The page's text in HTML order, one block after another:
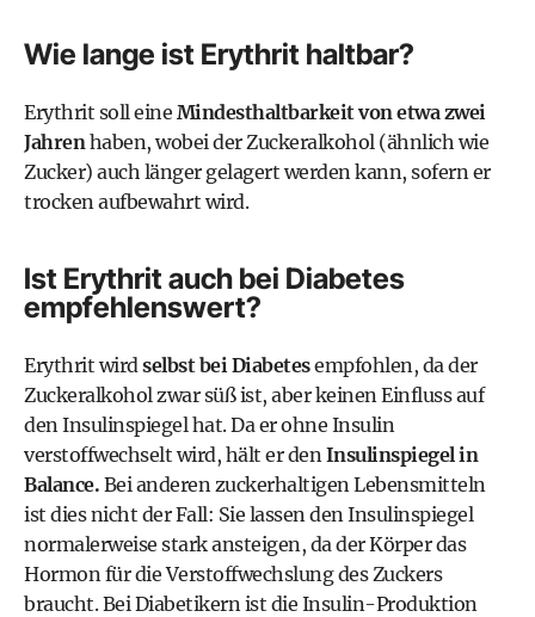
Wie lange ist Erythrit haltbar?
Erythrit soll eine Mindesthaltbarkeitvon etwa zwei
Jahren haben, wobei der Zuckeralkohol (ähnlich wie
Zucker) auch länger gelagert werden kann, sofern er
trocken aufbewahrt wird.
Ist Erythrit auch bei Diabetes
empfehlenswert?
Erythrit wird selbst bei Diabetesempfohlen, da der
Zuckeralkohol zwar süß ist, aber keinen Einfluss auf
den Insulinspiegel hat. Da er ohne Insulin
verstoffwechselt wird, hält er den Insulinspiegel in
Balance. Bei anderen zuckerhaltigen Lebensmitteln
ist dies nicht der Fall: Sie lassen den Insulinspiegel
normalerweise stark ansteigen, da der Körper das
Hormon für die Verstoffwechslung des Zuckers
braucht. Bei Diabetikern ist die Insulin-Produktion